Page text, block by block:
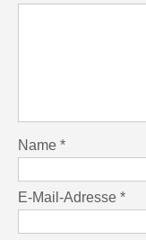
Name *
E-Mail-Adresse *